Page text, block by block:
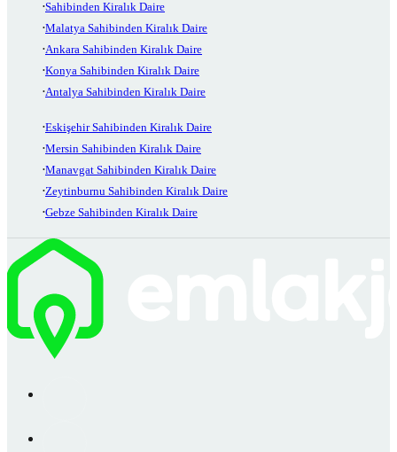
Sahibinden Kiralık Daire
Malatya Sahibinden Kiralık Daire
Ankara Sahibinden Kiralık Daire
Konya Sahibinden Kiralık Daire
Antalya Sahibinden Kiralık Daire
Eskişehir Sahibinden Kiralık Daire
Mersin Sahibinden Kiralık Daire
Manavgat Sahibinden Kiralık Daire
Zeytinburnu Sahibinden Kiralık Daire
Gebze Sahibinden Kiralık Daire